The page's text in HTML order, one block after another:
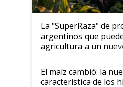
La "SuperRaza" de
argentinos que
agricultura a un
posibilidades de
infinitas"
El maíz cambió: la
característica de los